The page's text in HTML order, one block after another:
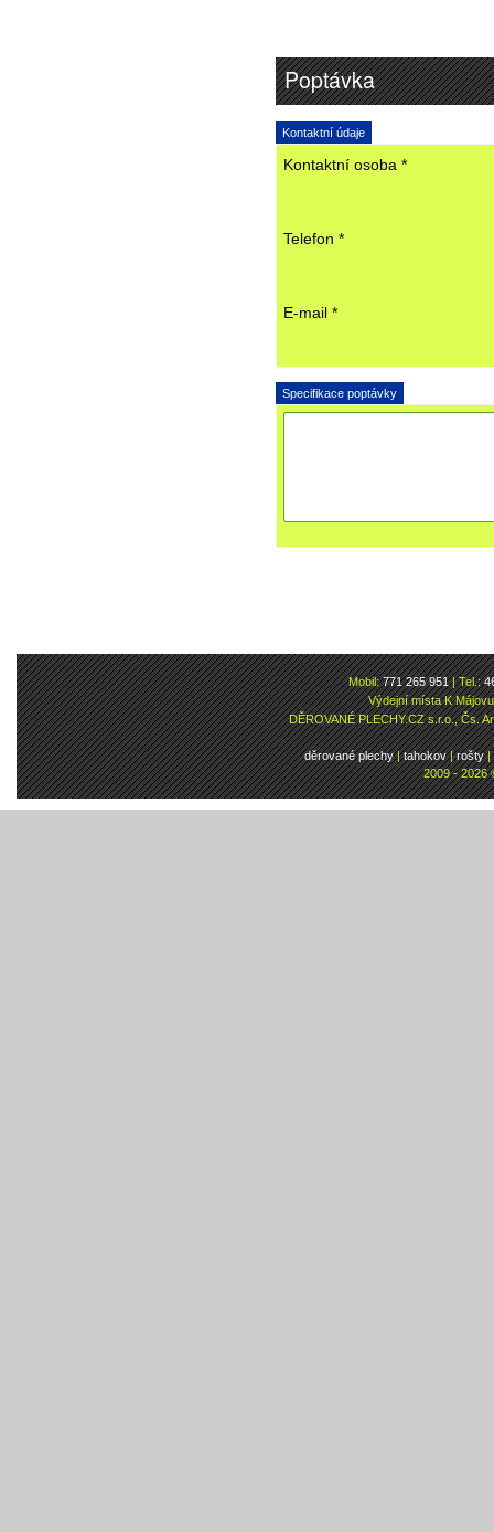
Poptávka
Kontaktní údaje
Kontaktní osoba *
Telefon *
E-mail *
Specifikace poptávky
Mobil:771 265 951| Tel.:
Výdejní místa K
DĚROVANÉ PLECHY.CZ s.r.o., Čs.
děrované plechy|tahokov|rošty|
2009 - 2026